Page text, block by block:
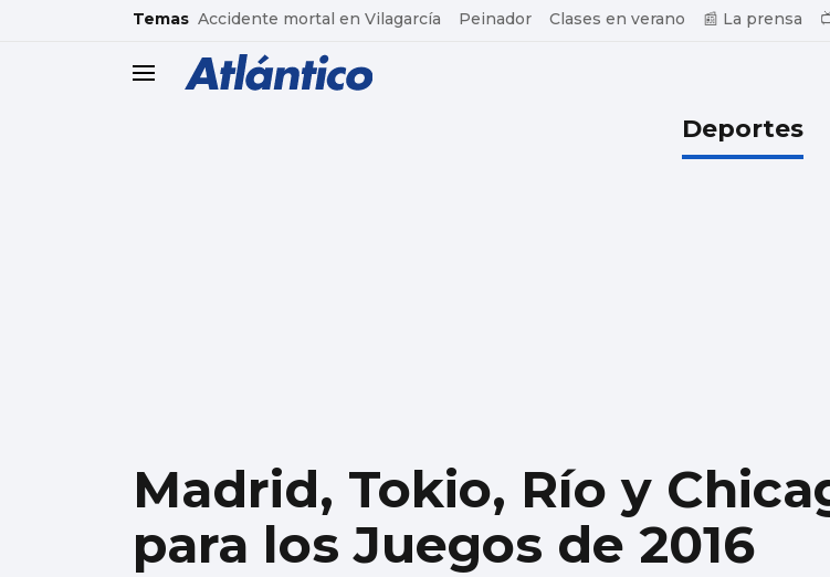
common.go-to-content
Temas Accidente mortal en Vilagarcía Peinador Clases en verano 📰 La prensa
header.menu.open
Deportes
Madrid, Tokio, Río y
para los Juegos de 2016